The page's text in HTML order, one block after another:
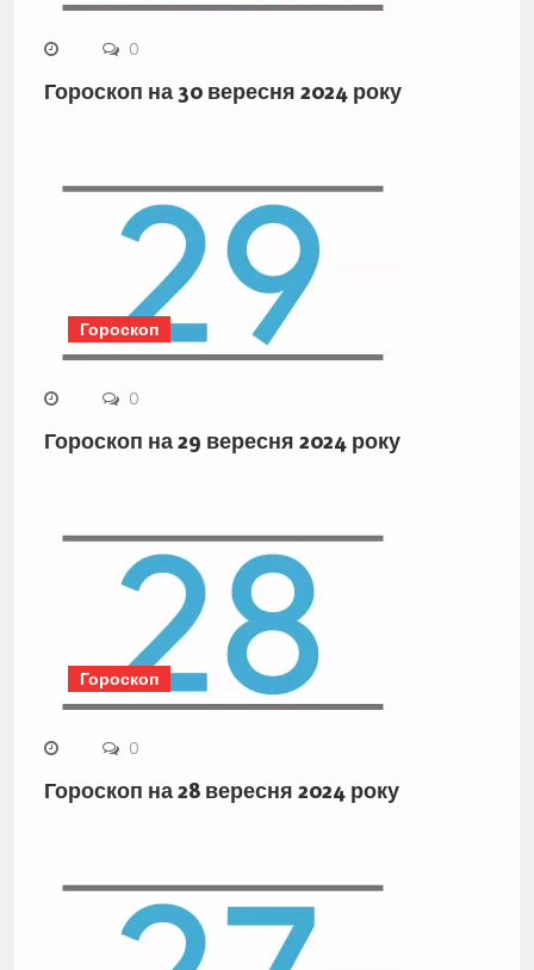
0
Гороскоп на 30 вересня 2024 року
Гороскоп
0
Гороскоп на 29 вересня 2024 року
Гороскоп
0
Гороскоп на 28 вересня 2024 року